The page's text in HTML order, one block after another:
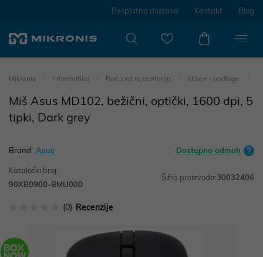
Besplatna dostava Kontakt Blog
Mikronis Informatika Računalna periferija Miševi i podloge
Miš Asus MD102, bežični, optički, 1600 dpi, 5
tipki, Dark grey
Brand: Asus Dostupno odmah
Kataloški broj:
90XB0900-BMU000
Šifra proizvoda:30032406
(0) Recenzije